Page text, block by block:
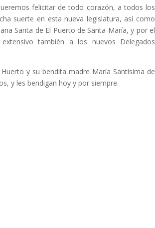
felicitar de todo corazón, a todos los
suerte en esta nueva legislatura, así como
Santa de El Puerto de Santa María, y por el
también a los nuevos Delegados
y su bendita madre María Santísima de
y les bendigan hoy y por siempre.